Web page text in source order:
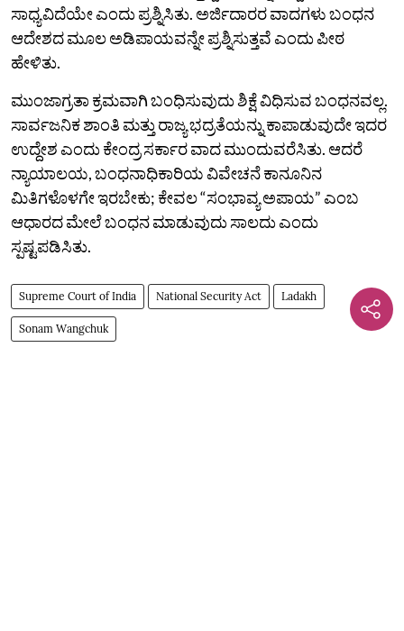
ಸಾಧ್ಯವಿದೆಯೇ ಎಂದು ಪ್ರಶ್ನಿಸಿತು. ಅರ್ಜಿದಾರರ ವಾದಗಳು ಬಂಧನ
ಆದೇಶದ ಮೂಲ ಅಡಿಪಾಯವನ್ನೇ ಪ್ರಶ್ನಿಸುತ್ತವೆ ಎಂದು ಪೀಠ
ಹೇಳಿತು.
ಮುಂಜಾಗ್ರತಾ ಕ್ರಮವಾಗಿ ಬಂಧಿಸುವುದು ಶಿಕ್ಷೆ ವಿಧಿಸುವ ಬಂಧನವಲ್ಲ.
ಸಾರ್ವಜನಿಕ ಶಾಂತಿ ಮತ್ತು ರಾಜ್ಯ ಭದ್ರತೆಯನ್ನು ಕಾಪಾಡುವುದೇ ಇದರ
ಉದ್ದೇಶ ಎಂದು ಕೇಂದ್ರ ಸರ್ಕಾರ ವಾದ ಮುಂದುವರೆಸಿತು. ಆದರೆ
ನ್ಯಾಯಾಲಯ, ಬಂಧನಾಧಿಕಾರಿಯ ವಿವೇಚನೆ ಕಾನೂನಿನ
ಮಿತಿಗಳೊಳಗೇ ಇರಬೇಕು; ಕೇವಲ “ಸಂಭಾವ್ಯ ಅಪಾಯ” ಎಂಬ
ಆಧಾರದ ಮೇಲೆ ಬಂಧನ ಮಾಡುವುದು ಸಾಲದು ಎಂದು
ಸ್ಪಷ್ಟಪಡಿಸಿತು.
Supreme Court of India National Security Act Ladakh
Sonam Wangchuk